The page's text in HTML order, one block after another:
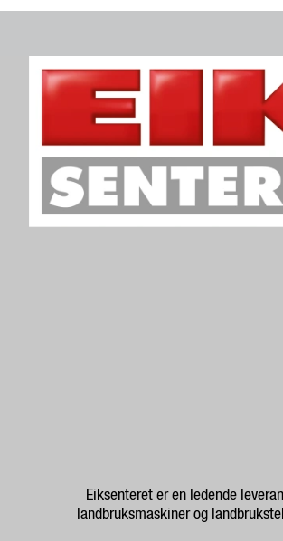
Eiksenteret er en ledende
landbruksmaskiner og